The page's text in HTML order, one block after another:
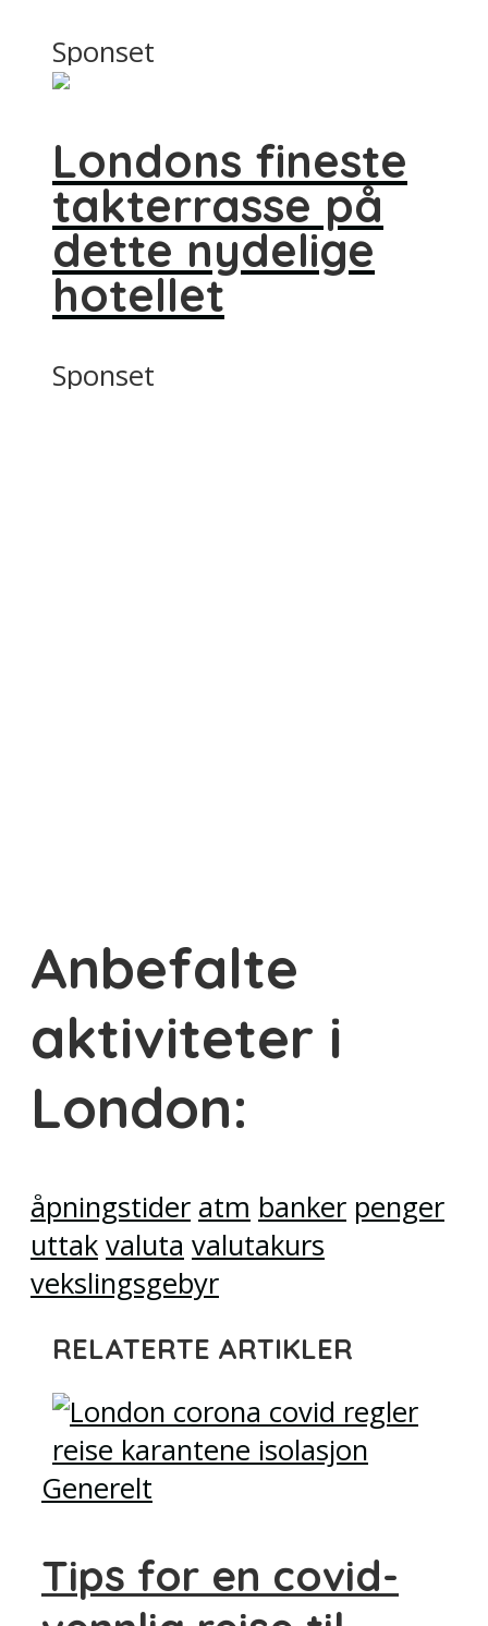
Sponset
Londons fineste
takterrasse på
dette nydelige
hotellet
Sponset
Anbefalte
aktiviteter i
London:
åpningstider atm banker penger
uttak valuta valutakurs
vekslingsgebyr
RELATERTE ARTIKLER
Generelt
Tips for en covid-